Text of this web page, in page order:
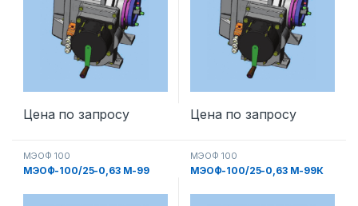
Цена по запросу Цена по запросу
МЭОФ 100
МЭОФ-100/25-0,63 М-99
МЭОФ 100
МЭОФ-100/25-0,63 М-99К